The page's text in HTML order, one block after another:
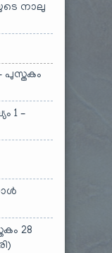
നാലു
1 –
28